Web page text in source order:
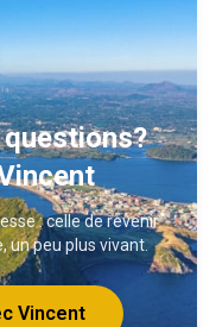
: celle de revenir
un peu plus vivant.
Vincent